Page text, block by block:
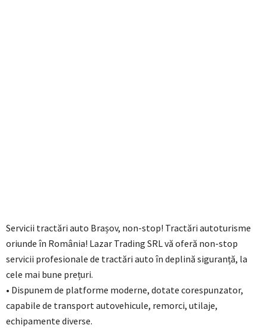
Servicii tractări auto Brașov, non-stop! Tractări autoturisme
oriunde în România! Lazar Trading SRL vă oferă non-stop
servicii profesionale de tractări auto în deplină siguranță, la
cele mai bune prețuri.
• Dispunem de platforme moderne, dotate corespunzator,
capabile de transport autovehicule, remorci, utilaje,
echipamente diverse.